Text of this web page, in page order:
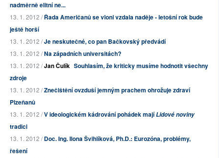
nadměrně elitní ne...
13. 1. 2012 /Řada Američanů se vloni vzdala naděje - letošní rok bude
ještě horší
13. 1. 2012 /Je neskutečné, co pan Bačkovský předvádí
13. 1. 2012 /Na západních universitách?
13. 1. 2012 /Jan Čulík Souhlasím, že kriticky musíme hodnotit všechny
zdroje
13. 1. 2012 /Znečištění ovzduší jemným prachem ohrožuje zdraví
Plzeňanů
13. 1. 2012 /V ideologickém kádrování pohádek majíLidové noviny
tradici
13. 1. 2012 /Doc. Ing. Ilona Švihlíková, Ph.D.: Eurozóna, problémy,
řešení